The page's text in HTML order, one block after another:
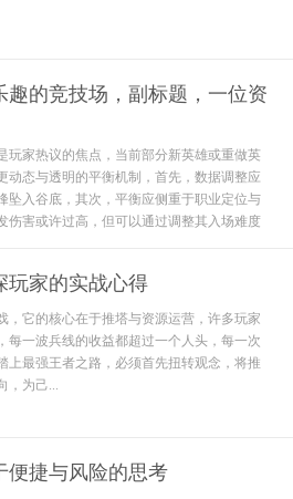
的竞技场，副标题，一位资
家热议的焦点，当前部分新英雄或重做英
态与透明的平衡机制，首先，数据调整应
坠入谷底，其次，平衡应侧重于职业定位与
伤害或许过高，但可以通过调整其入场难度
玩家的实战心得
它的核心在于推塔与资源运营，许多玩家
一波兵线的收益都超过一个人头，每一次
上最强王者之路，必须首先扭转观念，将推
，为己...
便捷与风险的思考